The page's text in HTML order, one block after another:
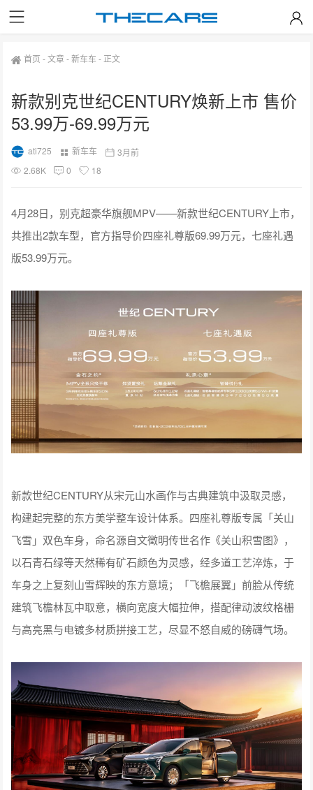
首页 -文章-新车车- 正文
新款别克世纪CENTURY焕新上市 售价
53.99万-69.99万元
ati725 新车车
3月前
2.68K
0 18
4月28日，别克超豪华旗舰MPV——新款世纪CENTURY上市，
共推出2款车型，官方指导价四座礼尊版69.99万元，七座礼遇
版53.99万元。
新款世纪CENTURY从宋元山水画作与古典建筑中汲取灵感，
构建起完整的东方美学整车设计体系。四座礼尊版专属「关山
飞雪」双色车身，命名源自文徵明传世名作《关山积雪图》，
以石青石绿等天然稀有矿石颜色为灵感，经多道工艺淬炼，于
车身之上复刻山雪辉映的东方意境；「飞檐展翼」前脸从传统
建筑飞檐林瓦中取意，横向宽度大幅拉伸，搭配律动波纹格栅
与高亮黑与电镀多材质拼接工艺，尽显不怒自威的磅礴气场。